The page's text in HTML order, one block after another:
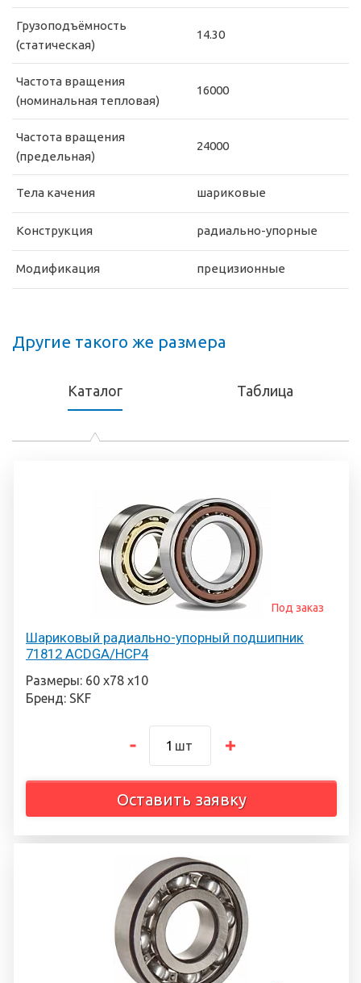
Грузоподъёмность
(статическая)
14.30
Частота вращения
(номинальная тепловая)
16000
Частота вращения
(предельная)
24000
Тела качения шариковые
Конструкция радиально-упорные
Модификация прецизионные
Другие такого же размера
Каталог Таблица
Шариковый радиально-упорный подшипник
71812 ACDGA/HCP4
Под заказ
Размеры: 60 х78 х10
Бренд: SKF
шт
Оставить заявку